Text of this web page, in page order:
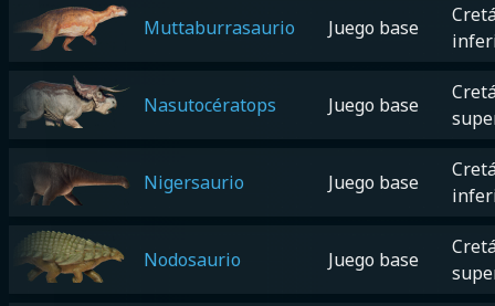
Muttaburrasaurio Juego base
Nasutocératops Juego base
Nigersaurio Juego base
Nodosaurio Juego base